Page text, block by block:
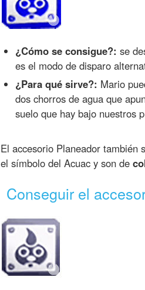
¿Cómo se consigue?: se
es el modo de disparo
¿Para qué sirve?: Mario
dos chorros de agua que
suelo que hay bajo nuestros
El accesorio Planeador también
el símbolo del Acuac y son de
Conseguir el